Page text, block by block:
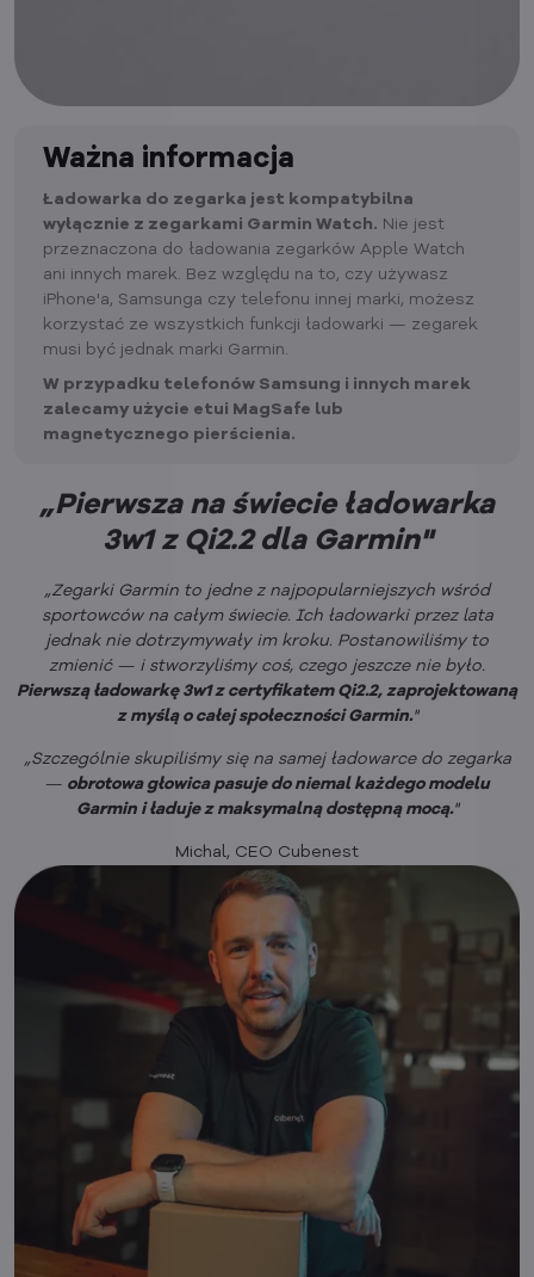
Ważna informacja
Ładowarka do zegarka jest kompatybilna
wyłącznie z zegarkami Garmin Watch. Nie jest
przeznaczona do ładowania zegarków Apple Watch
ani innych marek. Bez względu na to, czy używasz
iPhone'a, Samsunga czy telefonu innej marki, możesz
korzystać ze wszystkich funkcji ładowarki — zegarek
musi być jednak marki Garmin.
W przypadku telefonów Samsung i innych marek
zalecamy użycie etui MagSafe lub
magnetycznego pierścienia.
„Pierwsza na świecie ładowarka
3w1 z Qi2.2 dla Garmin"
„Zegarki Garmin to jedne z najpopularniejszych wśród
sportowców na całym świecie. Ich ładowarki przez lata
jednak nie dotrzymywały im kroku. Postanowiliśmy to
zmienić — i stworzyliśmy coś, czego jeszcze nie było.
Pierwszą ładowarkę 3w1 z certyfikatem Qi2.2, zaprojektowaną
z myślą o całej społeczności Garmin."
„Szczególnie skupiliśmy się na samej ładowarce do zegarka
— obrotowa głowica pasuje do niemal każdego modelu
Garmin i ładuje z maksymalną dostępną mocą."
Michal, CEO Cubenest